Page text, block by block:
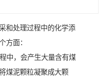
和处理过程中的化学添
方面：
中，会产生大量含有煤
煤泥颗粒凝聚成大颗